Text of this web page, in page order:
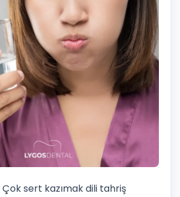
Çok sert kazımak dili tahriş